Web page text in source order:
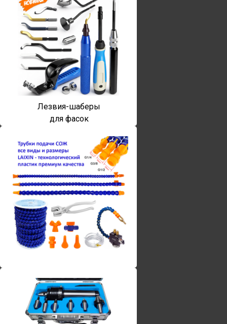
Лезвия-шаберы
для фасок
Винты torx